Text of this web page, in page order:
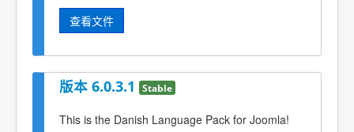
查看文件
版本 6.0.3.1 Stable
This is the Danish Language Pack for Joomla!